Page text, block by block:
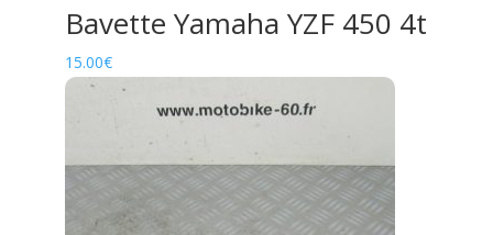
Bavette Yamaha YZF 450 4t
15.00€